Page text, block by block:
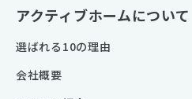
アクティブホームについて
選ばれる10の理由
会社概要